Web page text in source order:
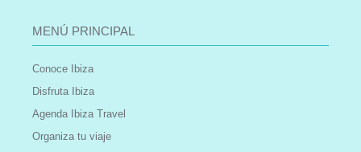
MENÚ PRINCIPAL
Conoce Ibiza
Disfruta Ibiza
Agenda Ibiza Travel
Organiza tu viaje